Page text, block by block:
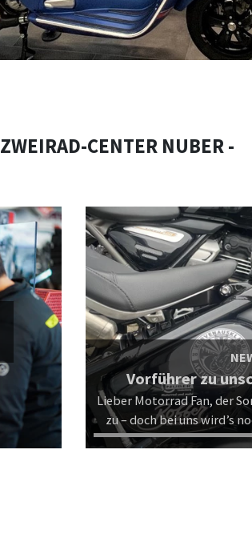
ZWEIRAD-CENTER NUBER -
Vorführer zu
Lieber Motorrad Fan, der
zu – doch bei uns wird’s